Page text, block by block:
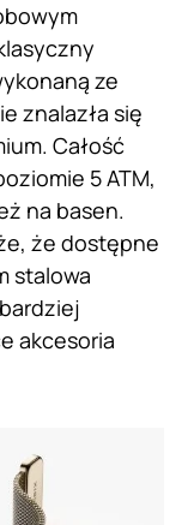
ze
znalazła się
Całość
5 ATM,
na basen.
że dostępne
stalowa
akcesoria